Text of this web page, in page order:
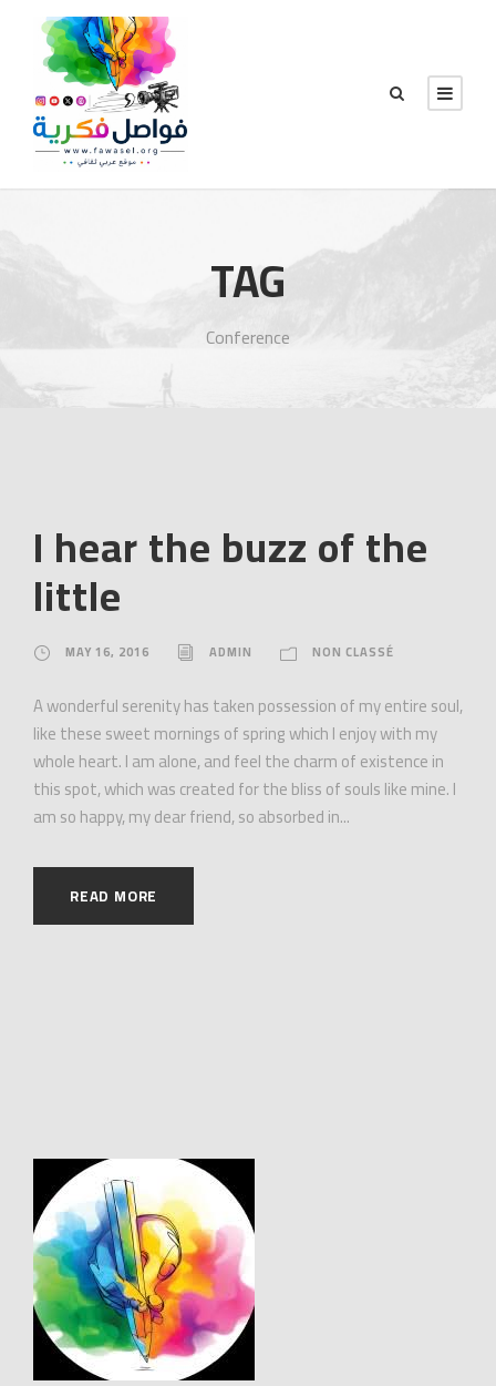
TAG
Conference
I hear the buzz of the
little
MAY 16, 2016 ADMIN NON CLASSÉ
A wonderful serenity has taken possession of my entire soul,
like these sweet mornings of spring which I enjoy with my
whole heart. I am alone, and feel the charm of existence in
this spot, which was created for the bliss of souls like mine. I
am so happy, my dear friend, so absorbed in...
READ MORE